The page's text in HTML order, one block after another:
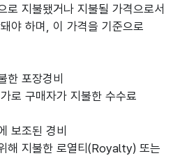
로 지불됐거나 지불될 가격으로서
야 하며, 이 가격을 기준으로
한 포장경비
로 구매자가 지불한 수수료
보조된 경비
해 지불한 로열티(Royalty) 또는